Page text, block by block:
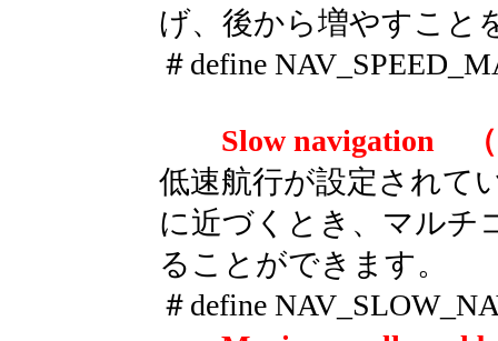
げ、後から増やすこと
＃define
Slow navigation
低速航行が設定されて
に近づくとき、マルチ
ることができます。
＃define